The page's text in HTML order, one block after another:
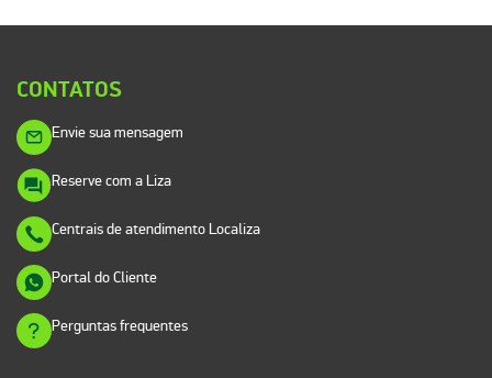
CONTATOS
Envie sua mensagem
Reserve com a Liza
Centrais de atendimento Localiza
Portal do Cliente
Perguntas frequentes